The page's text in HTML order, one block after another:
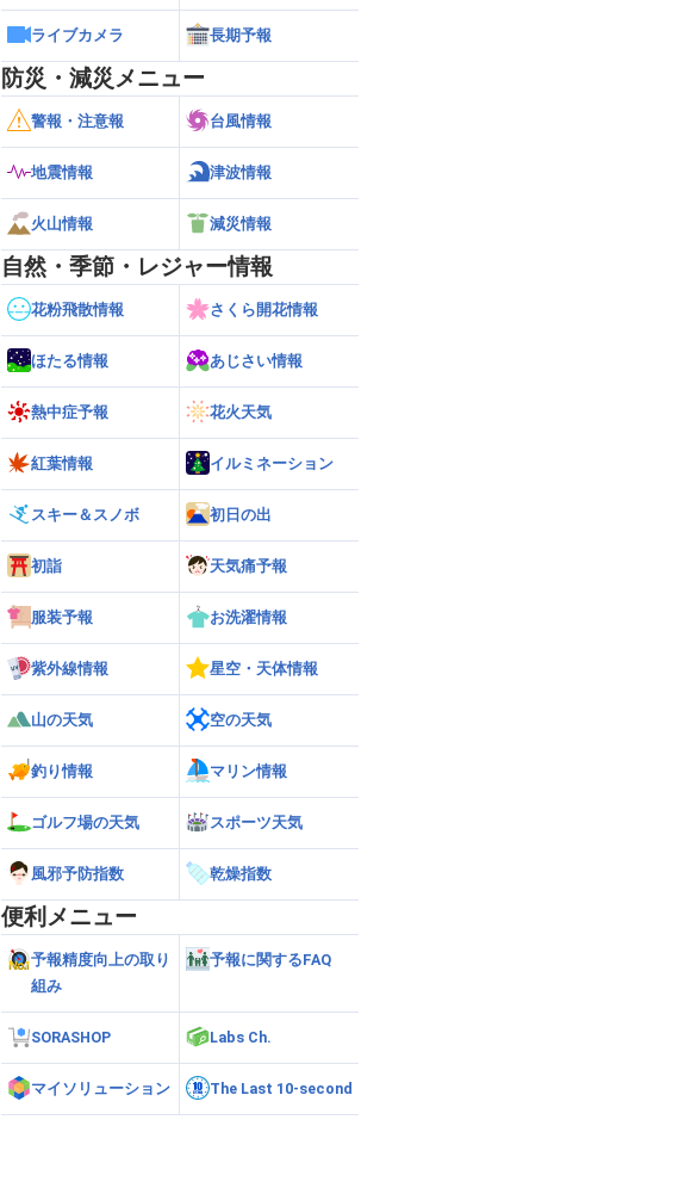
ライブカメラ 長期予報
防災・減災メニュー
警報・注意報 台風情報
地震情報 津波情報
火山情報 減災情報
自然・季節・レジャー情報
花粉飛散情報 さくら開花情報
ほたる情報 あじさい情報
熱中症予報 花火天気
紅葉情報 イルミネーション
スキー＆スノボ 初日の出
初詣 天気痛予報
服装予報 お洗濯情報
紫外線情報 星空・天体情報
山の天気 空の天気
釣り情報 マリン情報
ゴルフ場の天気 スポーツ天気
風邪予防指数 乾燥指数
便利メニュー
予報精度向上の取り
組み
予報に関するFAQ
SORASHOP Labs Ch.
マイソリューション The Last 10-second